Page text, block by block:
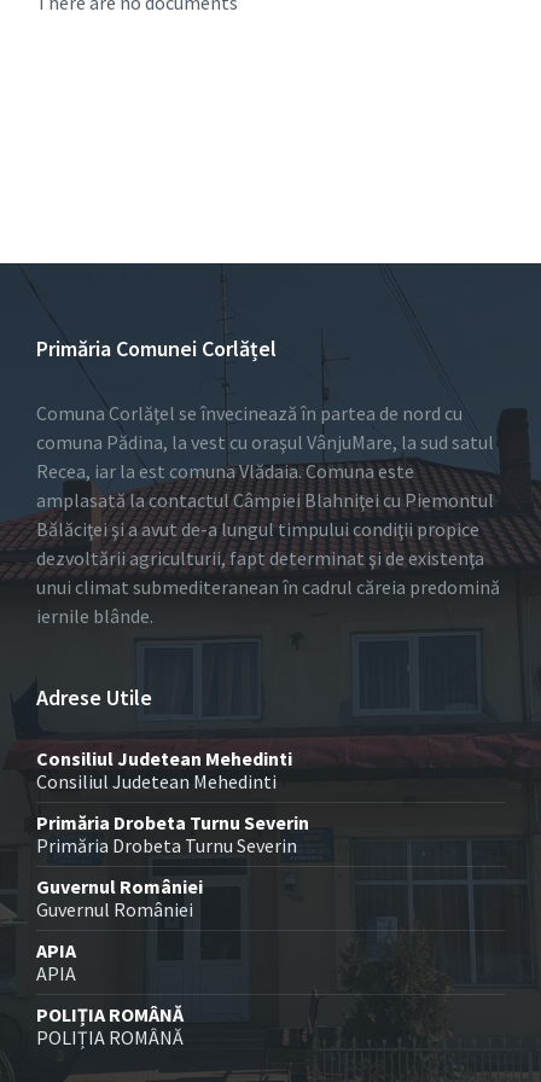
Primăria Comunei Corlățel
Comuna Corlăţel se învecinează în partea de nord cu
comuna Pădina, la vest cu oraşul VânjuMare, la sud satul
Recea, iar la est comuna Vlădaia. Comuna este
amplasată la contactul Câmpiei Blahniţei cu Piemontul
Bălăciţei şi a avut de-a lungul timpului condiţii propice
dezvoltării agriculturii, fapt determinat şi de existenţa
unui climat submediteranean în cadrul căreia predomină
iernile blânde.
Adrese Utile
Consiliul Judetean Mehedinti
Consiliul Judetean Mehedinti
Primăria Drobeta Turnu Severin
Primăria Drobeta Turnu Severin
Guvernul României
Guvernul României
APIA
APIA
POLIȚIA ROMÂNĂ
POLIȚIA ROMÂNĂ